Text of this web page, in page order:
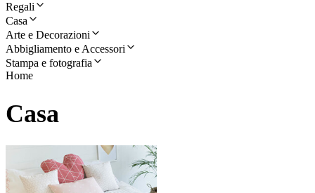
Regali
Casa
Arte e Decorazioni
Abbigliamento e Accessori
Stampa e fotografia
Home
Casa